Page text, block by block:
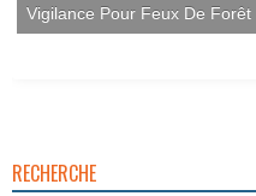
Vigilance Pour Feux De Forêt
RECHERCHE